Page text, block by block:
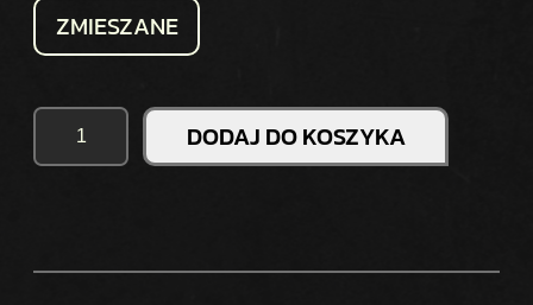
ZMIESZANE
I
O
DODAJ DO KOSZYKA